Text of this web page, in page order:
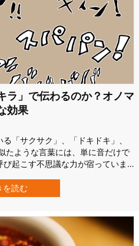
ラ」で伝わるのか？オノマ
効果
「サクサク」、「ドキドキ」、
たような言葉には、単に音だけで
起こす不思議な力が宿っていま
）と呼ばれます。 これは、特定
びつく現象であり、例えば「キ
を読む